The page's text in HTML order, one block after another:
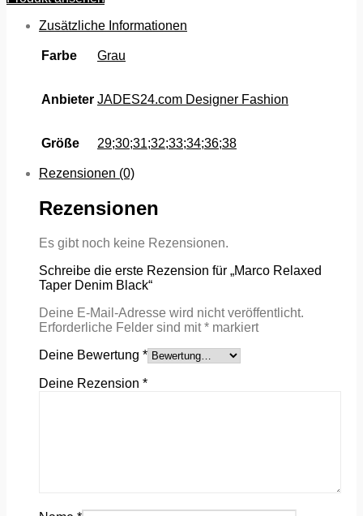
Zusätzliche Informationen
Farbe Grau
Anbieter JADES24.com Designer Fashion
Größe 29;30;31;32;33;34;36;38
Rezensionen (0)
Rezensionen
Es gibt noch keine Rezensionen.
Schreibe die erste Rezension für „Marco Relaxed
Taper Denim Black“
Deine E-Mail-Adresse wird nicht veröffentlicht.
Erforderliche Felder sind mit* markiert
Deine Bewertung *
Deine Rezension *